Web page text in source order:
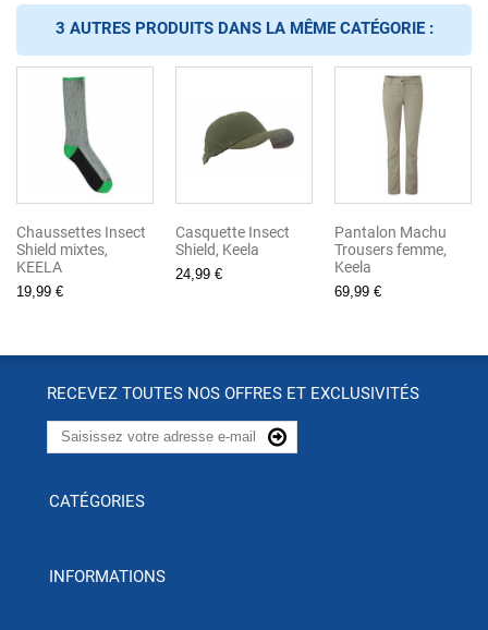
3 AUTRES PRODUITS DANS LA MÊME CATÉGORIE :
Chaussettes Insect
Shield mixtes,
KEELA
19,99 €
Casquette Insect
Shield, Keela
24,99 €
Pantalon Machu
Trousers femme,
Keela
69,99 €
RECEVEZ TOUTES NOS OFFRES ET EXCLUSIVITÉS
CATÉGORIES
INFORMATIONS